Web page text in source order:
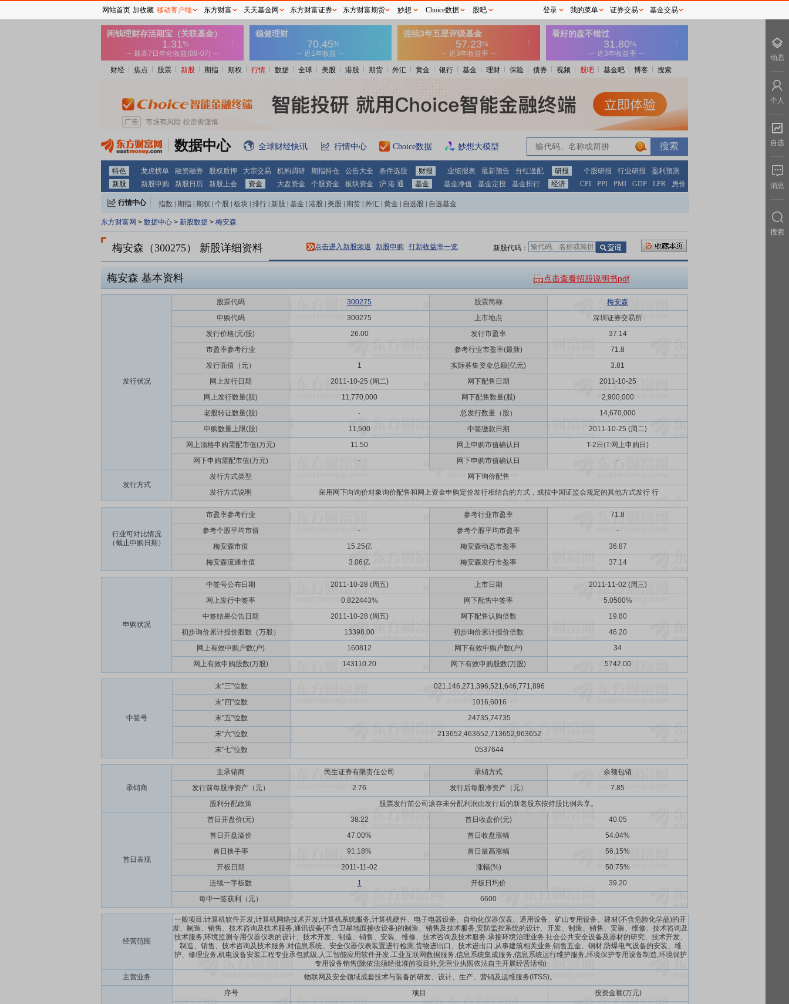
财经 焦点 股票 新股 期指 期权 行情 数据 全球 美股 港股 期货 外汇 黄金 银行 基金 理财 保险 债券 视频 股吧 基金吧 博客 搜索
数据中心 全球财经快讯 行情中心 Choice数据 妙想大模型 0
特色 龙虎榜单 融资融券 股权质押 大宗交易 机构调研 期指持仓 公告大全 条件选股 财报 业绩报表 最新预告 分红送配 研报 个股研报 行业研报
盈利预测
新股
新股申购 新股日历 新股上会 资金 大盘资金 个股资金 板块资金 沪 港 通 基金 基金净值 基金定投 基金排行 经济 CPI PPI PMI GDP LPR 房价
行情中心 指数 期指 期权 个股 板块 排行 新股 基金 港股 美股 期货 外汇 黄金 自选股 自选基金
东方财富网 > 数据中心 > 新股数据 > 梅安森
梅安森（300275） 新股详细资料 新股代码：
点击进入新股频道 新股申购 打新收益率一览
梅安森 基本资料 点击查看招股说明书pdf
发行状况
股票代码 300275 股票简称
梅安森
申购代码
300275 上市地点
深圳证券交易所
发行价格(元/股)
26.00 发行市盈率
37.14
市盈率参考行业
参考行业市盈率(最新)
71.8
发行面值（元）
1 实际募集资金总额(亿元)
3.81
网上发行日期
2011-10-25 (周二) 网下配售日期
2011-10-25
网上发行数量(股)
11,770,000 网下配售数量(股)
2,900,000
老股转让数量(股)
- 总发行数量（股）
14,670,000
申购数量上限(股)
11,500 中签缴款日期
2011-10-25 (周二)
网上顶格申购需配市值(万元)
11.50 网上申购市值确认日
T-2日(T:网上申购日)
网下申购需配市值(万元)
- 网下申购市值确认日 -
发行方式
发行方式类型
网下询价配售
发行方式说明
采用网下向询价对象询价配售和网上资金申购定价发行相结合的方式，或按中国证监会规定的其他方式发行 行
行业可对比情况
（截止申购日期）
市盈率参考行业 参考行业市盈率
71.8
参考个股平均市值
- 参考个股平均市盈率
-
梅安森市值
15.25亿 梅安森动态市盈率
36.87
梅安森流通市值
3.06亿 梅安森发行市盈率 37.14
申购状况
中签号公布日期 2011-10-28 (周五) 上市日期
2011-11-02 (周三)
网上发行中签率
0.822443% 网下配售中签率
5.0500%
中签结果公告日期
2011-10-28 (周五) 网下配售认购倍数
19.80
初步询价累计报价股数（万股）
13398.00 初步询价累计报价倍数
46.20
网上有效申购户数(户)
160812 网下有效申购户数(户)
34
网上有效申购股数(万股)
143110.20 网下有效申购股数(万股) 5742.00
中签号
末"三"位数
021,146,271,396,521,646,771,896
末"四"位数
1016,6016
末"五"位数
24735,74735
末"六"位数
213652,463652,713652,963652
末"七"位数
0537644
承销商
主承销商 民生证券有限责任公司 承销方式
余额包销
发行前每股净资产（元）
2.76 发行后每股净资产（元）
7.85
股利分配政策
股票发行前公司滚存未分配利润由发行后的新老股东按持股比例共享。
首日表现
首日开盘价(元) 38.22 首日收盘价(元)
40.05
首日开盘溢价
47.00% 首日收盘涨幅
54.04%
首日换手率
91.18% 首日最高涨幅
56.15%
开板日期
2011-11-02 涨幅(%)
50.75%
连续一字板数
1 开板日均价
39.20
每中一签获利（元）
6600
经营范围
一般项目:计算机软件开发,计算机网络技术开发,计算机系统服务,计算机硬件、电子电器设备、自动化仪器仪表、通用设备、矿山专用设备、建材(不含危险化学品)的开
发、制造、销售、技术咨询及技术服务,通讯设备(不含卫星地面接收设备)的制造、销售及技术服务,安防监控系统的设计、开发、制造、销售、安装、维修、技术咨询及
技术服务,环境监测专用仪器仪表的设计、技术开发、制造、销售、安装、维修、技术咨询及技术服务,承接环境治理业务,社会公共安全设备及器材的研究、技术开发、
制造、销售、技术咨询及技术服务,对信息系统、安全仪器仪表装置进行检测,货物进出口、技术进出口,从事建筑相关业务,销售五金、钢材,防爆电气设备的安装、维
护、修理业务,机电设备安装工程专业承包贰级,人工智能应用软件开发,工业互联网数据服务,信息系统集成服务,信息系统运行维护服务,环境保护专用设备制造,环境保护
专用设备销售(除依法须经批准的项目外,凭营业执照依法自主开展经营活动)
主营业务
物联网及安全领域成套技术与装备的研发、设计、生产、营销及运维服务(ITSS)。
序号 项目
投资金额(万元)
网站首页 加收藏 移动客户端 东方财富 天天基金网 东方财富证券 东方财富期货 妙想 Choice数据 股吧 登录 我的菜单 证券交易 基金交易
动态
个人
自选
消息
搜索